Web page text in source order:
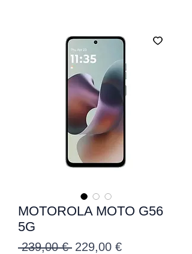
MOTOROLA MOTO G56
5G
239,00 € Precio
229,00 €Precio